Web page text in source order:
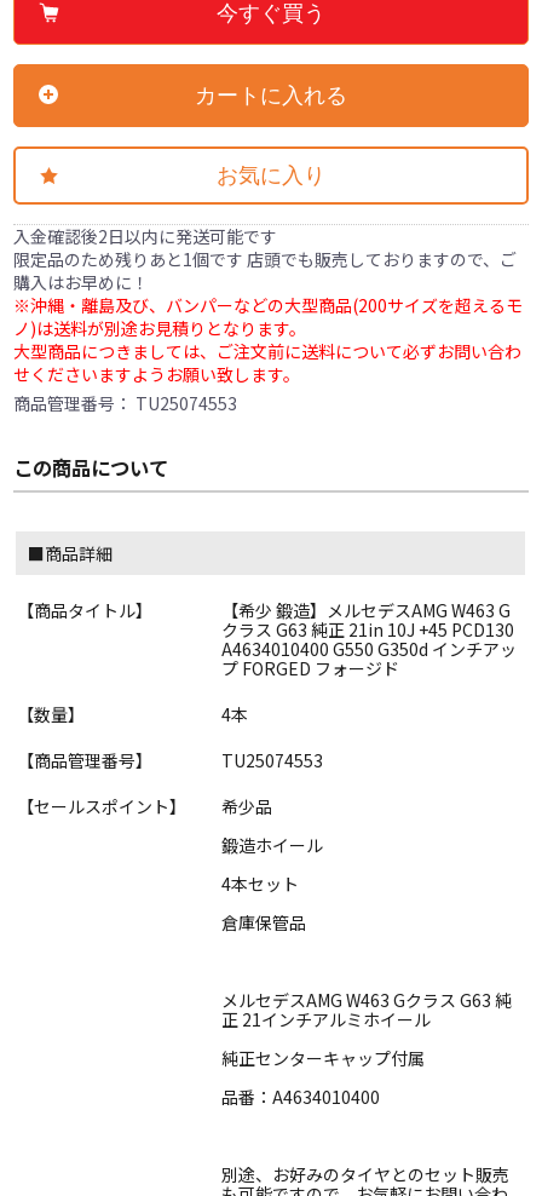
今すぐ買う
カートに入れる
お気に入り
入金確認後2日以内に発送可能です
限定品のため残りあと1個です 店頭でも販売しておりますので、ご
購入はお早めに！
※沖縄・離島及び、バンパーなどの大型商品(200サイズを超えるモ
ノ)は送料が別途お見積りとなります。
大型商品につきましては、ご注文前に送料について必ずお問い合わ
せくださいますようお願い致します。
商品管理番号： TU25074553
この商品について
■商品詳細
【商品タイトル】
【希少 鍛造】メルセデスAMG W463 G
クラス G63 純正 21in 10J +45 PCD130
A4634010400 G550 G350d インチアッ
プ FORGED フォージド
【数量】
4本
【商品管理番号】
TU25074553
【セールスポイント】
希少品
鍛造ホイール
4本セット
倉庫保管品
メルセデスAMG W463 Gクラス G63 純
正 21インチアルミホイール
純正センターキャップ付属
品番：A4634010400
別途、お好みのタイヤとのセット販売